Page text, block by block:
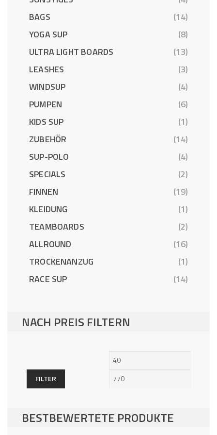
BAGS
(14)
YOGA SUP
(8)
ULTRA LIGHT BOARDS
(13)
LEASHES
(3)
WINDSUP
(4)
PUMPEN
(6)
KIDS SUP
(1)
ZUBEHÖR
(14)
SUP-POLO
(4)
SPECIALS
(2)
FINNEN
(19)
KLEIDUNG
(1)
TEAMBOARDS
(2)
ALLROUND
(16)
TROCKENANZUG
(1)
RACE SUP
(14)
NACH PREIS FILTERN
Min.
Preis
FILTER
BESTBEWERTETE PRODUKTE